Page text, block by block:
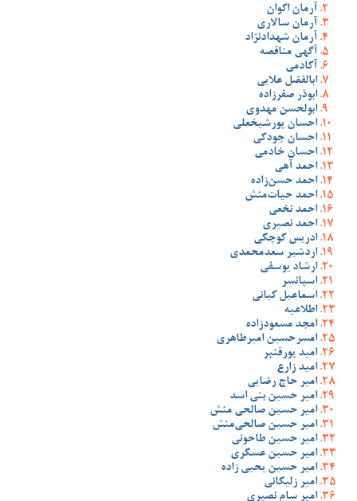
آرمان اکوان
آرمان سالاری
آرمان شهدادنژاد
آگهی مناقصه
آکادمی
ابالفضل علایی
ابوذر صفرزاده
ابولحسن مهدوی
احسان پورشیخعلی
احسان جودکی
احسان خادمی
احمد آهی
احمد حسن‌زاده
احمد حیات‌منش
احمد نخعی
احمد نصیری
ادریس کوچکی
اردشیر سعدمحمدی
ارشاد یوسفی
اسپانسر
اسماعیل کیانی
اطلاعیه
امجد مسعودزاده
امسرحسین امیرطاهری
امید پورقنبر
امید زارع
امیر حاج رضایی
امیر حسین بنی اسد
امیر حسین صالحی منش
امیر حسین صالحی‌منش
امیر حسین طاحونی
امیر حسین عسگری
امیر حسین یحیی زاده
امیر زلیکانی
امیر سام نصیری